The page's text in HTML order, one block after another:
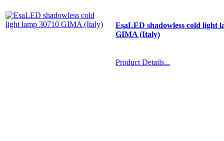
EsaLED shadowless cold light
GIMA (Italy)
Product Details...